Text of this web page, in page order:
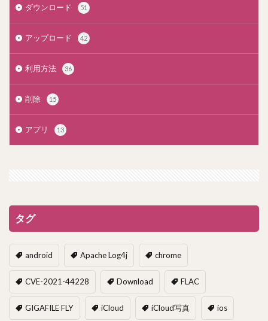
ダウンロード 51
アップロード 42
利用方法 36
削除 15
アプリ 13
タグ
android Apache Log4j chrome
CVE-2021-44228 Download FLAC
GIGAFILE FLY iCloud iCloud写真 ios